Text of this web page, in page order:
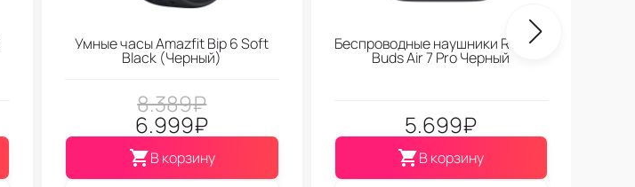
Умные часы Amazfit Bip 6 Soft
Black (Черный)
8.389₽
6.999₽
В корзину
Беспроводные наушники Realme
Buds Air 7 Pro Черный
5.699₽
В корзину